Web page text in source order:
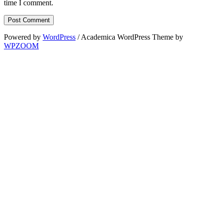
time I comment.
Powered by WordPress / Academica WordPress Theme by
WPZOOM